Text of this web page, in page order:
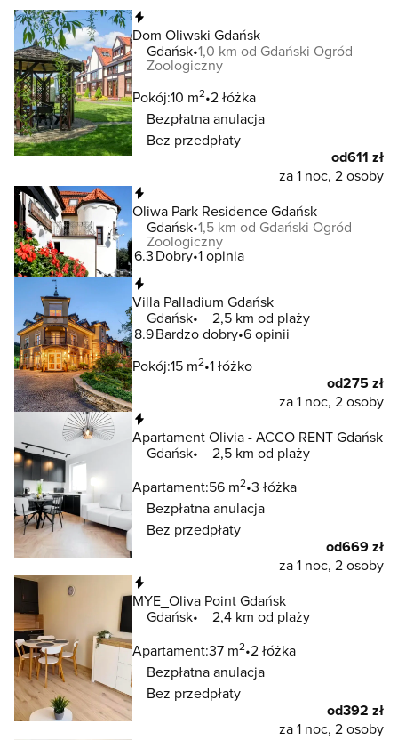
Dom Oliwski Gdańsk
Gdańsk 1,0 km od Gdański Ogród
Zoologiczny
Pokój:10 m2 2 łóżka
Bezpłatna anulacja
Bez przedpłaty
od611 zł
za 1 noc, 2 osoby
Oliwa Park Residence Gdańsk
Gdańsk 1,5 km od Gdański Ogród
Zoologiczny
6.3Dobry 1 opinia
Villa Palladium Gdańsk
Gdańsk
2,5 km od plaży
8.9Bardzo dobry 6 opinii
Pokój:15 m2 1 łóżko
od275 zł
za 1 noc, 2 osoby
Apartament Olivia - ACCO RENT Gdańsk
Gdańsk
2,5 km od plaży
Apartament:56 m2 3 łóżka
Bezpłatna anulacja
Bez przedpłaty
od669 zł
za 1 noc, 2 osoby
MYE_Oliva Point Gdańsk
Gdańsk
2,4 km od plaży
Apartament:37 m2 2 łóżka
Bezpłatna anulacja
Bez przedpłaty
od392 zł
za 1 noc, 2 osoby